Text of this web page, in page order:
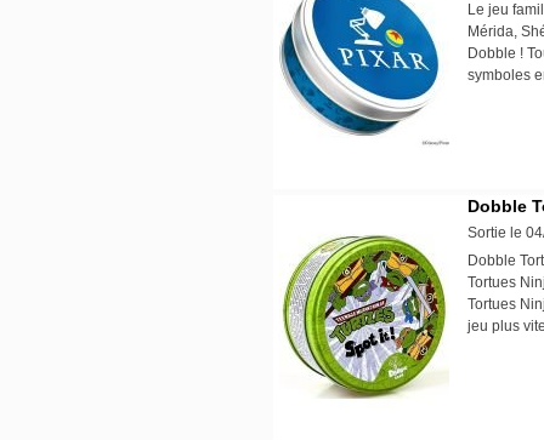
Le jeu
Mérida,
Dobble !
symboles
Dobble
Sortie le
Dobble
Tortues
Tortues
jeu plus